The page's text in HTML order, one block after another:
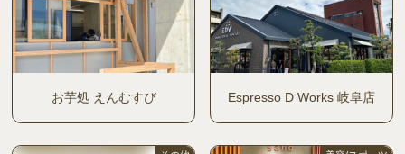
お芋処 えんむすび Espresso D Works 岐阜店